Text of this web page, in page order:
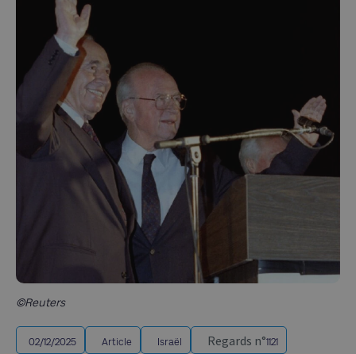
©Reuters
02/12/2025 Article Israël Regards n°1121